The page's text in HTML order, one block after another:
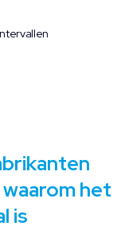
het
is